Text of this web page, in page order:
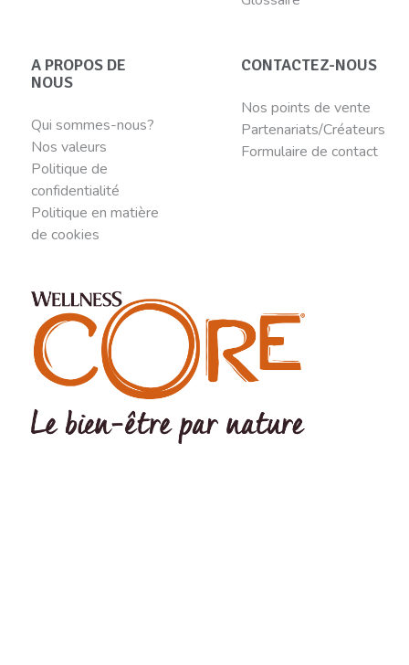
A PROPOS DE
NOUS
Qui sommes-nous?
Nos valeurs
Politique de
confidentialité
Politique en matière
de cookies
CONTACTEZ-NOUS
Nos points de vente
Partenariats/Créateurs
Formulaire de contact